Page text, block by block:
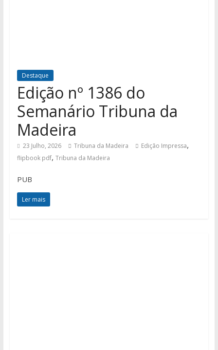
Destaque
Edição nº 1386 do
Semanário Tribuna da
Madeira
23 Julho, 2026 Tribuna da Madeira Edição Impressa,
flipbook pdf, Tribuna da Madeira
PUB
Ler mais